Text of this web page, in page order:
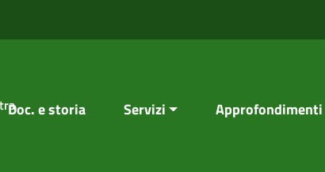
Doc. e storia Servizi Approfondimenti